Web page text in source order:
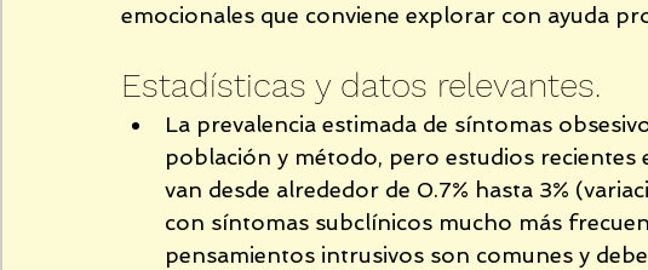
emocionales que conviene explorar con ayuda
Estadísticas y datos relevantes.
La prevalencia estimada de síntomas
población y método, pero estudios recientes
van desde alrededor de 0.7% hasta 3%
con síntomas subclínicos mucho más
pensamientos intrusivos son comunes y